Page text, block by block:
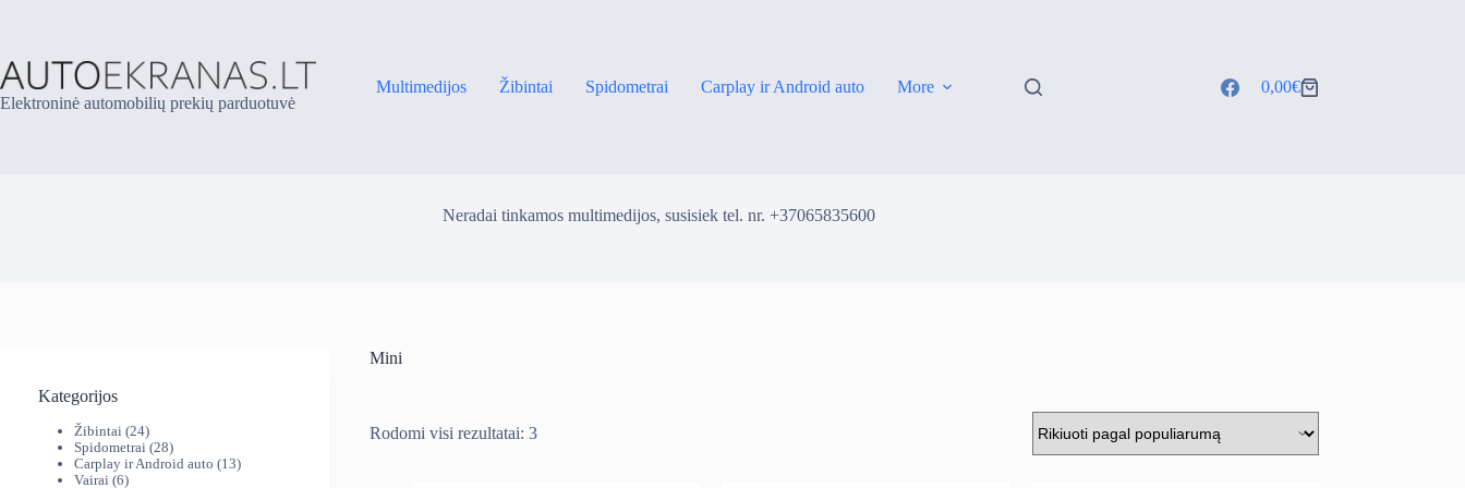
Elektroninė automobilių prekių parduotuvė
Multimedijos Žibintai Spidometrai Carplay ir Android auto More
Shopping
0,00€
Neradai tinkamos multimedijos, susisiek tel. nr. +37065835600
Mini
Rodomi visi rezultatai: 3
Kategorijos
Žibintai 2424
produktai
Spidometrai 2828
produktai
Carplay ir Android auto 1313
Vairai 66